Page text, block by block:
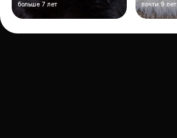
больше 7 лет почти 9 лет